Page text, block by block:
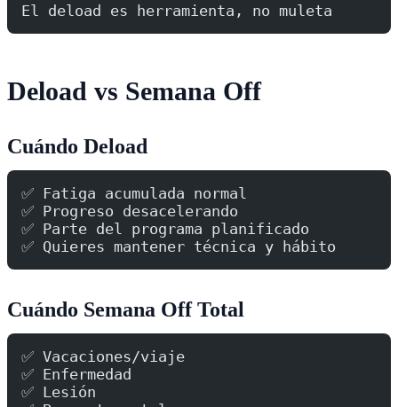
El deload es herramienta, no muleta
Deload vs Semana Off
Cuándo Deload
✅ Fatiga acumulada normal
✅ Progreso desacelerando
✅ Parte del programa planificado
✅ Quieres mantener técnica y hábito
Cuándo Semana Off Total
✅ Vacaciones/viaje
✅ Enfermedad
✅ Lesión